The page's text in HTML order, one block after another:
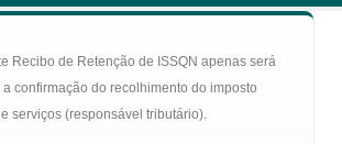
Recibo de Retenção de ISSQN apenas será
confirmação do recolhimento do imposto
serviços (responsável tributário).